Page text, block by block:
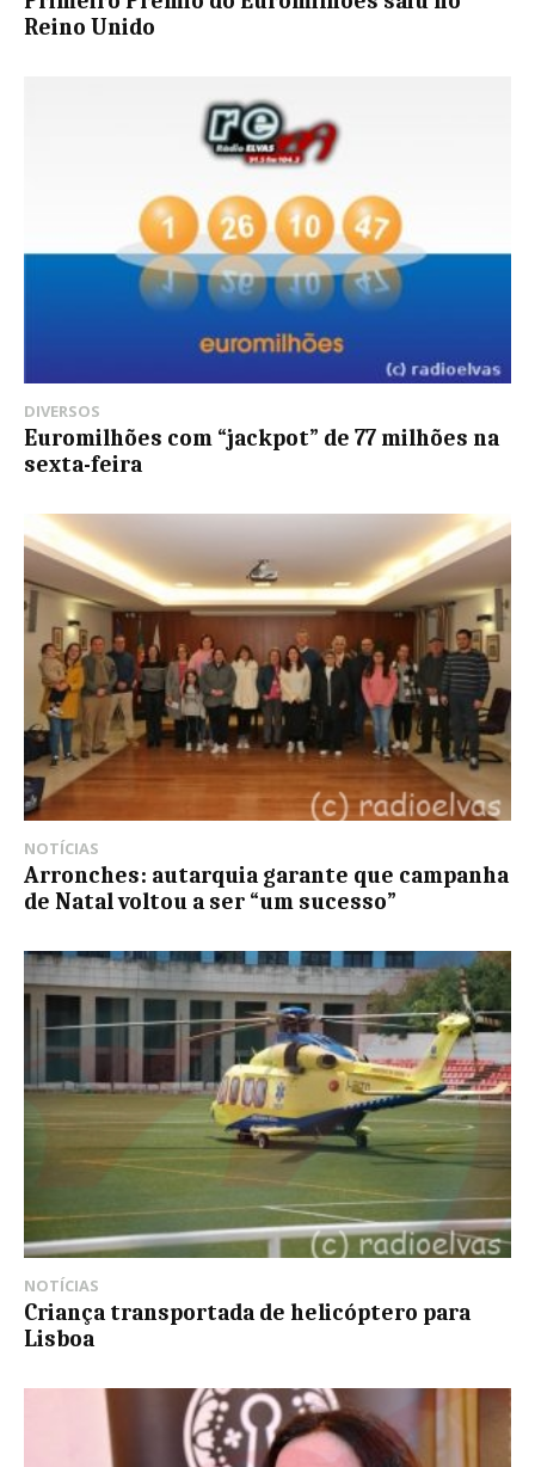
Reino Unido
DIVERSOS
Euromilhões com “jackpot” de 77 milhões na
sexta-feira
NOTÍCIAS
Arronches: autarquia garante que campanha
de Natal voltou a ser “um sucesso”
NOTÍCIAS
Criança transportada de helicóptero para
Lisboa